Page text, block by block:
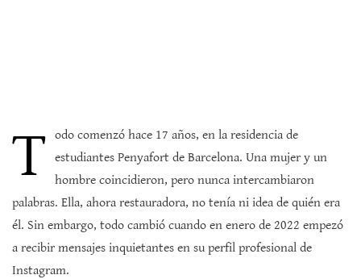
T odo comenzó hace 17 años, en la residencia de
estudiantes Penyafort de Barcelona. Una mujer y un
hombre coincidieron, pero nunca intercambiaron
palabras. Ella, ahora restauradora, no tenía ni idea de quién era
él. Sin embargo, todo cambió cuando en enero de 2022 empezó
a recibir mensajes inquietantes en su perfil profesional de
Instagram.